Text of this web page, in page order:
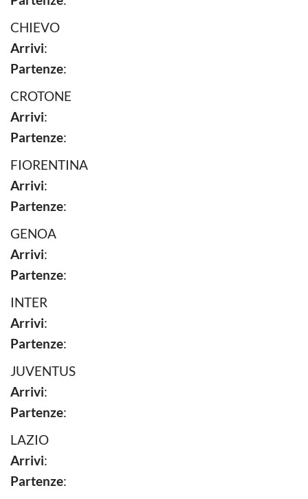
CHIEVO
Arrivi:
Partenze:
CROTONE
Arrivi:
Partenze:
FIORENTINA
Arrivi:
Partenze:
GENOA
Arrivi:
Partenze:
INTER
Arrivi:
Partenze:
JUVENTUS
Arrivi:
Partenze:
LAZIO
Arrivi:
Partenze: